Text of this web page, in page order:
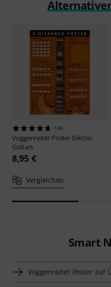
159
Voggenreiter Poster Electric
Guitars
8,95 €
Vergleichen
Smart
Voggenreiter Poster zur